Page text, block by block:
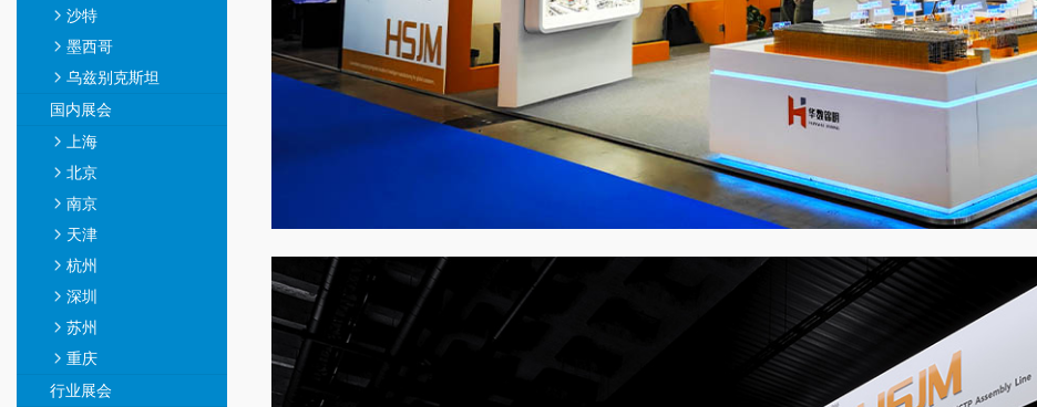
沙特
墨西哥
乌兹别克斯坦
国内展会
上海
北京
南京
天津
杭州
深圳
苏州
重庆
行业展会